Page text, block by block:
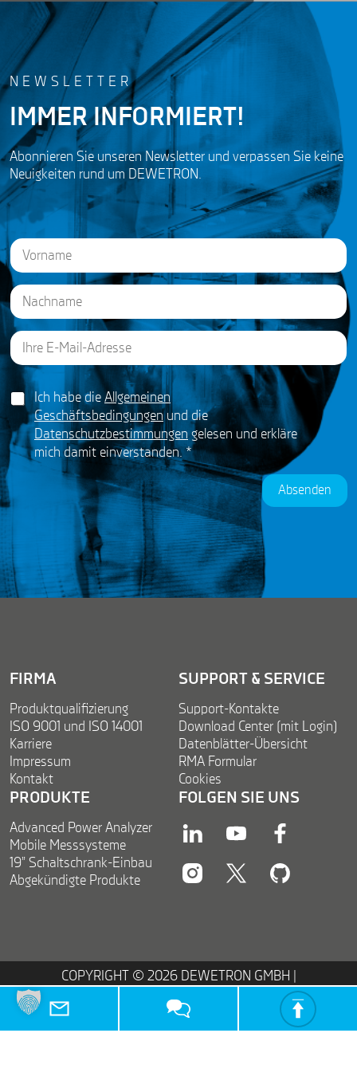
NEWSLETTER
IMMER INFORMIERT!
Abonnieren Sie unseren Newsletter und verpassen Sie keine
Neuigkeiten rund um DEWETRON.
N
a
m
e
*
First
Last
*
G
D
D
P
R
E
m
a
lG
R
A
e
e
n
t
*
Ich habe die Allgemeinen
Geschäftsbedingungenund die
Datenschutzbestimmungengelesen und erkläre
mich damit einverstanden.*
Absenden
FIRMA
Produktqualifizierung
ISO 9001 und ISO 14001
Karriere
Impressum
Kontakt
SUPPORT & SERVICE
Support-Kontakte
Download Center (mit Login)
Datenblätter-Übersicht
RMA Formular
Cookies
PRODUKTE
Advanced Power Analyzer
Mobile Messsysteme
19” Schaltschrank-Einbau
Abgekündigte Produkte
FOLGEN SIE UNS
linkedinyoutubefacebook
instagramtwitter twitter
COPYRIGHT © 2026 DEWETRON GMBH |
PARKRING 4 | 8074 GRAMBACH | AUSTRIA